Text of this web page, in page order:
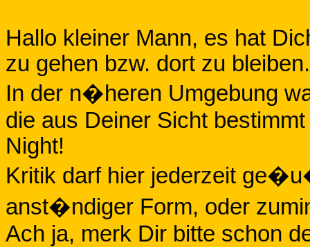
Hallo kleiner Mann, es hat
zu gehen bzw. dort zu bleiben.
In der n�heren Umgebung
die aus Deiner Sicht
Night!
Kritik darf hier jederzeit
anst�ndiger Form, oder
Ach ja, merk Dir bitte schon